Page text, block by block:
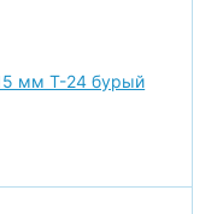
мм Т-24 бурый